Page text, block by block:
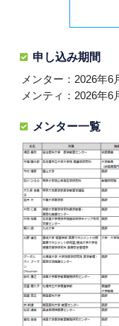
申し込み期間
メンター：2026年6
メンティ：2026年6
メンター一覧